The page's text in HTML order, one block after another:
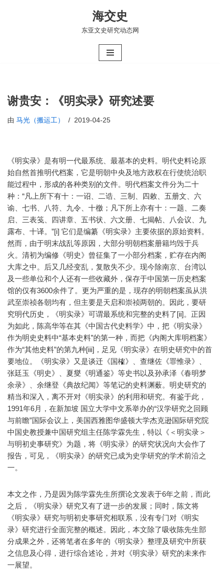
海交史
东亚文史研究动态网
谢贵安：《明实录》研究述要
由 马光（搬运工） 2019-04-25
《明实录》是有明一代最系统、最基本的史料。明代史料论原
始自然首推明代档案，它是明朝中央及地方政权在行使统治职
能过程中，形成的各种类别的文件。明代档案文件分为二十
种：“凡上所下有十：一诏、二诰、三制、四敕、五册文、六
谕、七书、八符、九令、十檄；凡下所上亦有十：一题、二奏
启、三表笺、四讲章、五书状、六文册、七揭帖、八会议、九
露布、十译。”[i] 它们是编纂《明实录》主要依据的原始资料。
然而，由于明末战乱等原因，大部分明朝档案册籍均毁于兵
火。清初为编修《明史》曾征集了一小部分档案，贮存在内阁
大库之中。后又几经变乱，复散失不少。现今除南京、台湾以
及一些单位和个人还有一些收藏外，保存于中国第一历史档案
馆的仅有3600余件了。更为严重的是，现存的明朝档案虽从洪
武至崇祯各朝均有，但主要是天启和崇祯两朝的。因此，要研
究明代历史，《明实录》可谓最系统和完整的史料了[ii]。正因
为如此，陈高华等在其《中国古代史料学》中，把《明实录》
作为明史史料中“基本史料”的第一种，而把《内阁大库明档案》
作为“其他史料”的第九种[iii]，足见《明实录》在明史研究中的首
要地位。《明实录》又是谈迁《国榷》、查继佐《罪惟录》、
张廷玉《明史》、夏燮《明通鉴》等史书以及孙承泽《春明梦
余录》、余继登《典故纪闻》等笔记的史料渊薮。明史研究的
精当和深入，离不开对《明实录》的利用和研究。有鉴于此，
1991年6月，在新加坡 国立大学中文系举办的“汉学研究之回顾
与前瞻”国际会议上，美国西雅图华盛顿大学杰克逊国际研究院
中国史教授兼中国研究组主任陈学霖先生，特以《＜明实录＞
与明初史事研究》为题，将《明实录》的研究状况向大会作了
报告，可见，《明实录》的研究已成为史学研究的学术前沿之
一。
本文之作，乃是因为陈学霖先生所撰论文发表于6年之前，而此
之后，《明实录》研究又有了进一步的发展；同时，陈文将
《明实录》研究与明初史事研究相联系，没有专门对《明实
录》研究进行全面完整的概述。因此，本文除了吸收陈先生部
分成果之外，还将笔者在多年的《明实录》整理及研究中所获
之信息及心得，进行综合述论，并对《明实录》研究的未来作
一展望。